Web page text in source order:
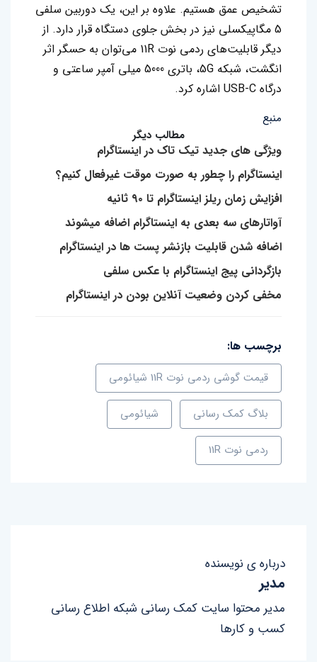
تشخیص عمق هستیم. علاوه بر این، یک دوربین سلفی
5 مگاپیکسلی نیز در بخش جلوی دستگاه قرار دارد. از
دیگر قابلیت‌های ردمی نوت 11R می‌توان به حسگر اثر
انگشت، شبکه 5G، باتری 5000 میلی آمپر ساعتی و
درگاه USB-C اشاره کرد.
منبع
مطالب دیگر
ویژگی های جدید تیک تاک در اینستاگرام
اینستاگرام را چطور به صورت موقت غیرفعال کنیم؟
افزایش زمان ریلز اینستاگرام تا ۹۰ ثانیه
آواتارهای سه بعدی به اینستاگرام اضافه میشوند
اضافه شدن قابلیت بازنشر پست ها در اینستاگرام
بازگردانی پیج اینستاگرام با عکس سلفی
مخفی کردن وضعیت آنلاین بودن در اینستاگرام
برچسب ها:
قیمت گوشی ردمی نوت 11R شیائومی
بلاگ کمک رسانی شیائومی
ردمی نوت 11R
درباره ی نویسنده
مدیر
مدیر محتوا سایت کمک رسانی شبکه اطلاع رسانی
کسب و کارها